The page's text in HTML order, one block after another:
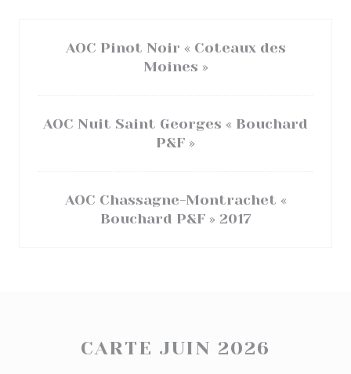
AOC Pinot Noir « Coteaux des
Moines »
AOC Nuit Saint Georges « Bouchard
P&F »
AOC Chassagne-Montrachet «
Bouchard P&F » 2017
CARTE JUIN 2026